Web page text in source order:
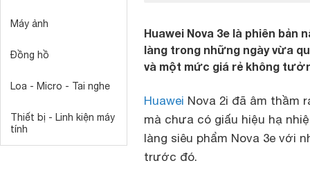
Máy ảnh
Đồng hồ
Loa - Micro - Tai nghe
Thiết bị - Linh kiện máy
tính
Huawei Nova 3e là phiên
làng trong những ngày vừa
và một mức giá rẻ không
Huawei Nova 2i đã âm thầm
mà chưa có giấu hiệu hạ
làng siêu phẩm Nova 3e với
trước đó.